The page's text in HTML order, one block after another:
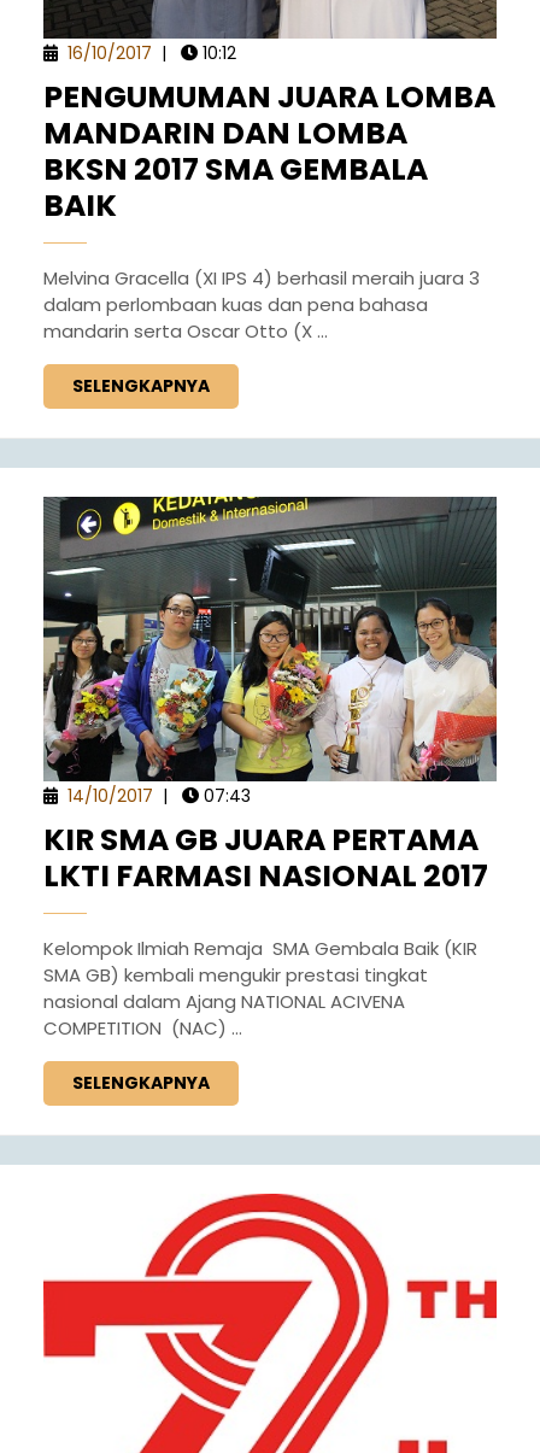
16/10/2017 | 10:12
PENGUMUMAN JUARA LOMBA
MANDARIN DAN LOMBA
BKSN 2017 SMA GEMBALA
BAIK
Melvina Gracella (XI IPS 4) berhasil meraih juara 3
dalam perlombaan kuas dan pena bahasa
mandarin serta Oscar Otto (X ...
SELENGKAPNYA
14/10/2017 | 07:43
KIR SMA GB JUARA PERTAMA
LKTI FARMASI NASIONAL 2017
Kelompok Ilmiah Remaja SMA Gembala Baik (KIR
SMA GB) kembali mengukir prestasi tingkat
nasional dalam Ajang NATIONAL ACIVENA
COMPETITION (NAC) ...
SELENGKAPNYA